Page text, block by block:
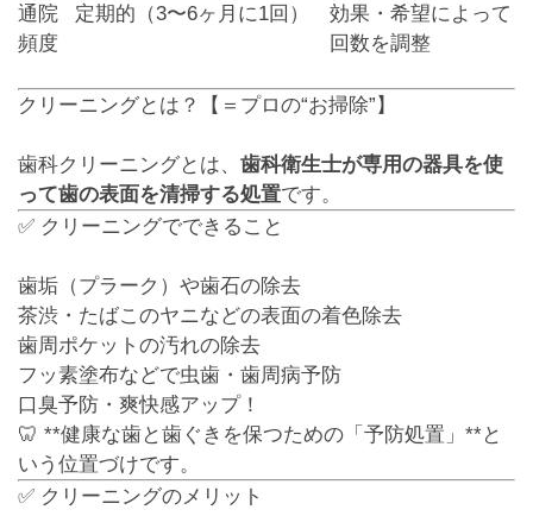
通院
頻度
定期的（3〜6ヶ月に1回）
効果・希望によって
回数を調整
クリーニングとは？【＝プロの“お掃除”】
歯科クリーニングとは、 歯科衛生士が専用の器具を使
って歯の表面を清掃する処置です。
✅ クリーニングでできること
歯垢（プラーク）や歯石の除去
茶渋・たばこのヤニなどの表面の着色除去
歯周ポケットの汚れの除去
フッ素塗布などで虫歯・歯周病予防
口臭予防・爽快感アップ！
🦷 **健康な歯と歯ぐきを保つための「予防処置」**と
いう位置づけです。
✅ クリーニングのメリット